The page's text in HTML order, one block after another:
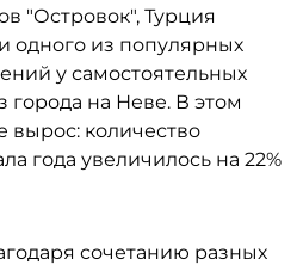
"Островок", Турция
одного из популярных
у самостоятельных
города на Неве. В этом
вырос: количество
года увеличилось на 22%
сочетанию разных